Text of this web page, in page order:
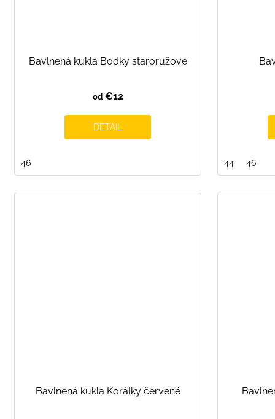
Bavlnená kukla Bodky staroružové
od€12
DETAIL
46 44 46
Bavlnená kukla Korálky červené